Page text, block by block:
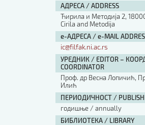
АДРЕСА / ADDRESS
Ћирила и Методија 2,
Cirila and Metodija
е-АДРЕСА / e-MAIL
ic@filfak.ni.ac.rs
УРЕДНИК / EDITOR –
COORDINATOR
Проф. др Весна Лопичић,
Илић
ПЕРИОДИЧНОСТ /
годишње / annually
БИБЛИОТЕКА / LIBRARY